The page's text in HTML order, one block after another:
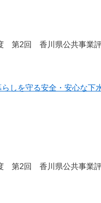
回 香川県公共事業評
しを守る安全・安心な下
回 香川県公共事業評